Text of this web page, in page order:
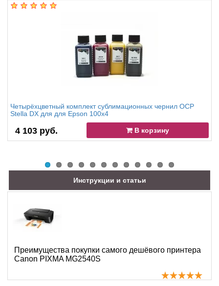
Четырёхцветный комплект сублимационных чернил OCP
Stella DX для для Epson 100x4
4 103 руб. В корзину
Инструкции и статьи
Преимущества покупки самого дешёвого принтера
Canon PIXMA MG2540S